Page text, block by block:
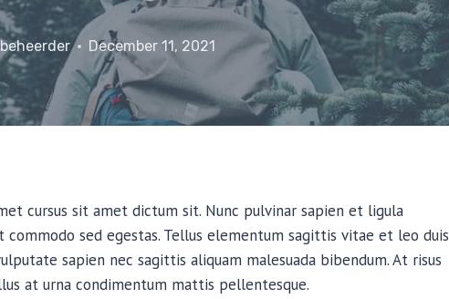
beheerder December 11, 2021
cursus sit amet dictum sit. Nunc pulvinar sapien et ligula
sed egestas. Tellus elementum sagittis vitae et leo duis
sapien nec sagittis aliquam malesuada bibendum. At risus
at urna condimentum mattis pellentesque.